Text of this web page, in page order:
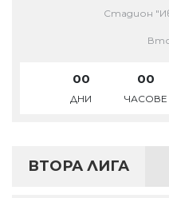
Стадион
00
ДНИ
00
ЧАСОВЕ
ВТОРА ЛИГА